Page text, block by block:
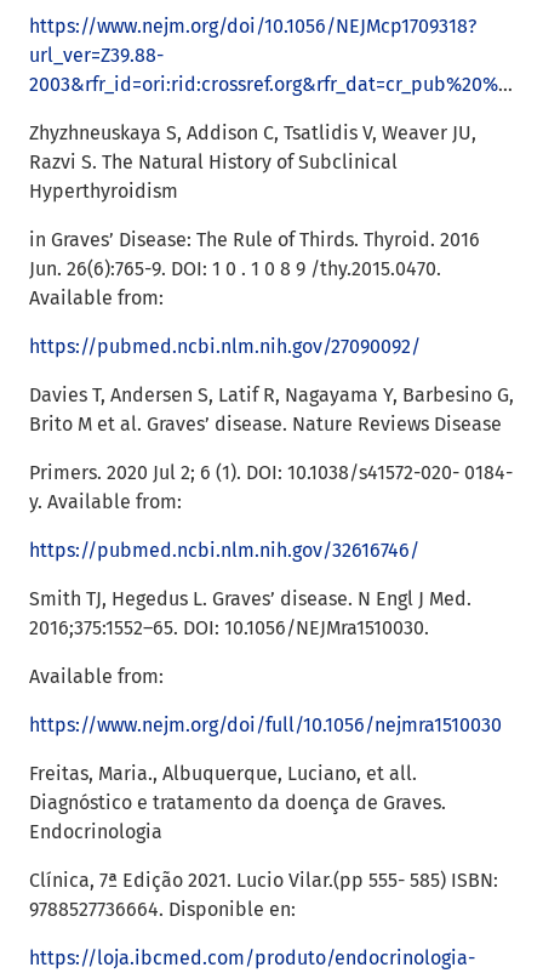
https://www.nejm.org/doi/10.1056/NEJMcp1709318?
url_ver=Z39.88-
2003&rfr_id=ori:rid:crossref.org&rfr_dat=cr_pub%20%200pubmed
Zhyzhneuskaya S, Addison C, Tsatlidis V, Weaver JU,
Razvi S. The Natural History of Subclinical
Hyperthyroidism
in Graves’ Disease: The Rule of Thirds. Thyroid. 2016
Jun. 26(6):765-9. DOI: 1 0 . 1 0 8 9 /thy.2015.0470.
Available from:
https://pubmed.ncbi.nlm.nih.gov/27090092/
Davies T, Andersen S, Latif R, Nagayama Y, Barbesino G,
Brito M et al. Graves’ disease. Nature Reviews Disease
Primers. 2020 Jul 2; 6 (1). DOI: 10.1038/s41572-020- 0184-
y. Available from:
https://pubmed.ncbi.nlm.nih.gov/32616746/
Smith TJ, Hegedus L. Graves’ disease. N Engl J Med.
2016;375:1552–65. DOI: 10.1056/NEJMra1510030.
Available from:
https://www.nejm.org/doi/full/10.1056/nejmra1510030
Freitas, Maria., Albuquerque, Luciano, et all.
Diagnóstico e tratamento da doença de Graves.
Endocrinologia
Clínica, 7ª Edição 2021. Lucio Vilar.(pp 555- 585) ISBN:
9788527736664. Disponible en:
https://loja.ibcmed.com/produto/endocrinologia-